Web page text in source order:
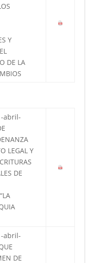
Y
DE LA
abril-
LEGAL Y
DE
abril-
DE